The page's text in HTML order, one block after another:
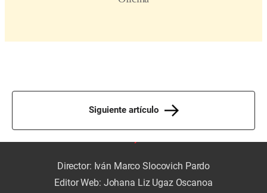
Siguiente artículo
Director: Iván Marco Slocovich Pardo
Editor Web: Johana Liz Ugaz Oscanoa